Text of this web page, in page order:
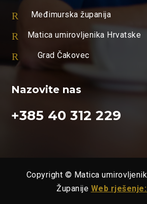
R Međimurska županija
R Matica umirovljenika Hrvatske
R Grad Čakovec
Nazovite nas
+385 40 312 229
Copyright © Matica
Županije Web